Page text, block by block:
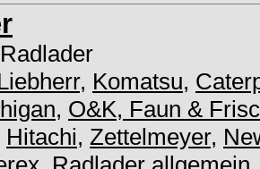
, Komatsu,
, O&K, Faun &
Hitachi, Zettelmeyer,